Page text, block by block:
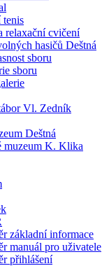
tenis
relaxační cvičení
hasičů Deštná
sboru
sboru
Vl. Zedník
Deštná
muzeum K. Klika
základní informace
manuál pro uživatele
přihlášení